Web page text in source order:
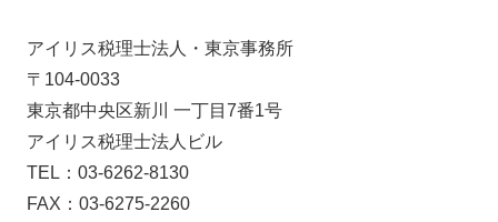
アイリス税理士法人・東京事務所
〒104-0033
東京都中央区新川 一丁目7番1号
アイリス税理士法人ビル
TEL：03-6262-8130
FAX：03-6275-2260